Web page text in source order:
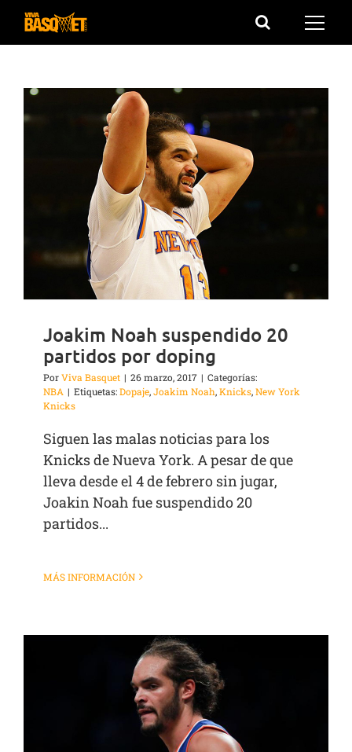
Saltar
Joakim Noah suspendido 20
partidos por doping
PorViva Basquet | 26 marzo, 2017 | Categorías:
NBA | Etiquetas:Dopaje,Joakim Noah,Knicks,New York
Knicks
Siguen las malas noticias para los
Knicks de Nueva York. A pesar de que
lleva desde el 4 de febrero sin jugar,
Joakin Noah fue suspendido 20
partidos...
MÁS INFORMACIÓN